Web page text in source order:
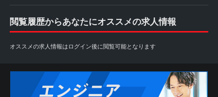
閲覧履歴からあなたにオススメの求人情報
オススメの求人情報はログイン後に閲覧可能となります